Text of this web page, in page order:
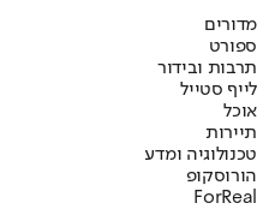
מדורים
ספורט
תרבות ובידור
לייף סטייל
אוכל
תיירות
טכנולוגיה ומדע
הורוסקופ
ForReal